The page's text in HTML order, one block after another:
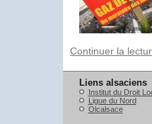
Continuer la
Liens alsaciens
Institut du Droit
Ligue du Nord
Olcalsace